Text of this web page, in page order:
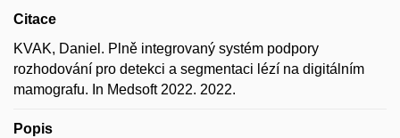
Citace
KVAK, Daniel. Plně integrovaný systém podpory
rozhodování pro detekci a segmentaci lézí na digitálním
mamografu. In Medsoft 2022. 2022.
Popis